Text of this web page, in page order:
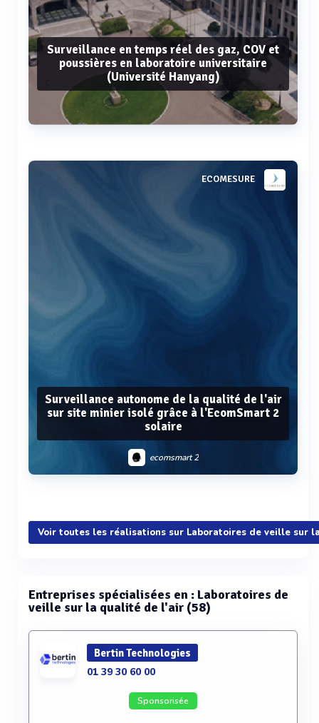
Surveillance en temps réel des gaz, COV et
poussières en laboratoire universitaire
(Université Hanyang)
ECOMESURE
Surveillance autonome de la qualité de l'air
sur site minier isolé grâce à l'EcomSmart 2
solaire
ecomsmart 2
Voir plus
Voir toutes les réalisations sur Laboratoires de veille sur
Entreprises spécialisées en : Laboratoires de
veille sur la qualité de l'air (58)
Bertin Technologies
01 39 30 60 00
Sponsorisée